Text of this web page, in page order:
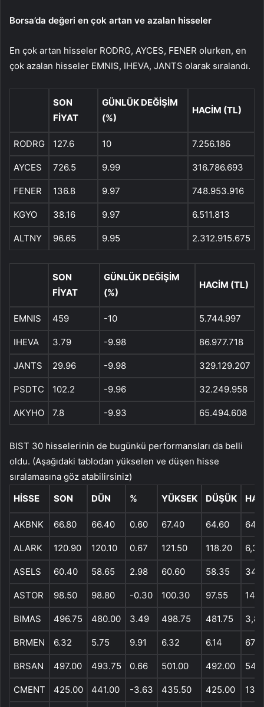
Borsa’da değeri en çok artan ve azalan hisseler
En çok artan hisseler RODRG, AYCES, FENER olurken, en
çok azalan hisseler EMNIS, IHEVA, JANTS olarak sıralandı.
SON
FİYAT
GÜNLÜK DEĞİŞİM
(%)
HACİM (TL)
RODRG 127.6 10 7.256.186
AYCES 726.5 9.99 316.786.693
FENER 136.8 9.97 748.953.916
KGYO 38.16 9.97 6.511.813
ALTNY 96.65 9.95 2.312.915.675
SON
FİYAT
GÜNLÜK DEĞİŞİM
(%)
HACİM (TL)
EMNIS 459 -10 5.744.997
IHEVA 3.79 -9.98 86.977.718
JANTS 29.96 -9.98 329.129.207
PSDTC 102.2 -9.96 32.249.958
AKYHO 7.8 -9.93 65.494.608
BIST 30 hisselerinin de bugünkü performansları da belli
oldu. (Aşağıdaki tablodan yükselen ve düşen hisse
sıralamasına göz atabilirsiniz)
HISSE
SON DÜN % YÜKSEK DÜŞÜK
AKBNK 66.80 66.40 0.60 67.40 64.60
ALARK 120.90 120.10 0.67 121.50 118.20
ASELS 60.40 58.65 2.98 60.60 58.35
ASTOR 98.50 98.80 -0.30 100.30 97.55
BIMAS 496.75 480.00 3.49 498.75 481.75
BRMEN 6.32 5.75 9.91 6.32 6.14
BRSAN 497.00 493.75 0.66 501.00 492.00
CMENT 425.00 441.00 -3.63 435.50 425.00